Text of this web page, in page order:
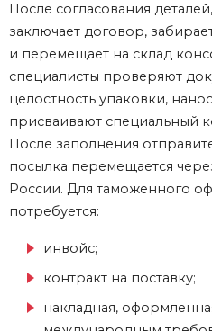
После согласования
заключает договор,
и перемещает на склад
специалисты проверяют
целостность упаковки,
присваивают специальный
После заполнения
посылка перемещается
России. Для таможенного
потребуется:
инвойс;
контракт на поставку;
накладная,